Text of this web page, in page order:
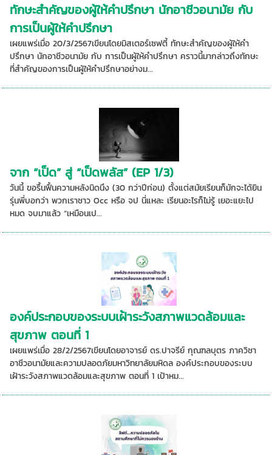
ทักษะสำคัญของผู้ให้คำปรึกษา นักอาชีวอนามัย กับ
การเป็นผู้ให้คำปรึกษา
เผยแพร่เมื่อ 20/3/2567เขียนโดยมิสเตอร์เซฟตี้ ทักษะสำคัญของผู้ให้คำ
ปรึกษา นักอาชีวอนามัย กับ การเป็นผู้ให้คำปรึกษา คราวนี้มากล่าวถึงทักษะ
ที่สำคัญของการเป็นผู้ให้คำปรึกษาอย่างม...
จาก “เป็ด” สู่ “เป็ดพลัส” (EP 1/3)
วันนี้ ขอรื้นฟื้นความหลังนิดนึง (30 กว่าปีก่อน) ตั้งแต่สมัยเรียนก็มักจะได้ยิน
รุ่นพี่บอกว่า พวกเราชาว Occ หรือ จป นี่แหละ เรียนอะไรก็ไม่รู้ เยอะแยะไป
หมด จบมาแล้ว “เหมือนเป...
องค์ประกอบของระบบเฝ้าระวังสภาพแวดล้อมและ
สุขภาพ ตอนที่ 1
เผยแพร่เมื่อ 28/2/2567เขียนโดยอาจารย์ ดร.ปาจรีย์ กุณฑลบุตร ภาควิชา
อาชีวอนามัยและความปลอดภัยมหาวิทยาลัยมหิดล องค์ประกอบของระบบ
เฝ้าระวังสภาพแวดล้อมและสุขภาพ ตอนที่ 1 เป้าหม...